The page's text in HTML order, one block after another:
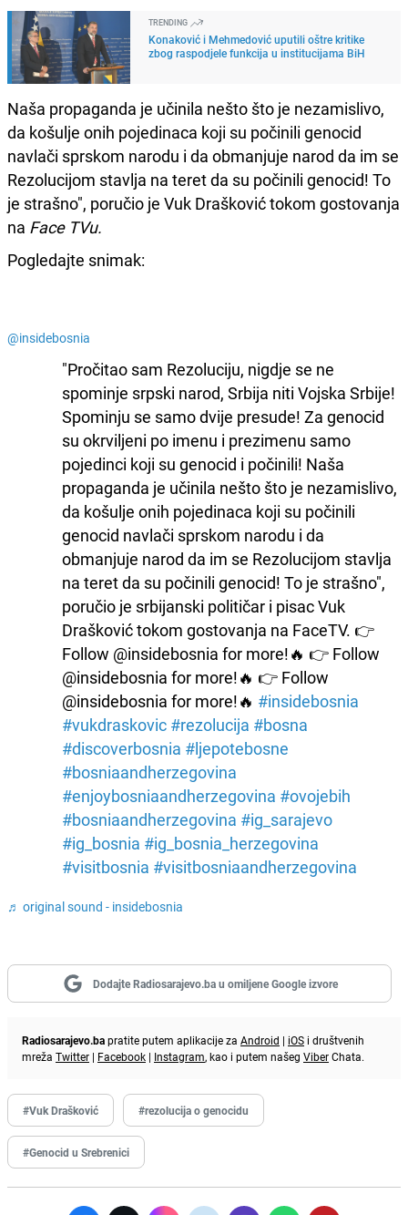
TRENDING
Konaković i Mehmedović uputili oštre kritike
zbog raspodjele funkcija u institucijama BiH
Naša propaganda je učinila nešto što je nezamislivo,
da košulje onih pojedinaca koji su počinili genocid
navlači sprskom narodu i da obmanjuje narod da im se
Rezolucijom stavlja na teret da su počinili genocid! To
je strašno", poručio je Vuk Drašković tokom gostovanja
na Face TVu.
Pogledajte snimak:
@insidebosnia
"Pročitao sam Rezoluciju, nigdje se ne
spominje srpski narod, Srbija niti Vojska Srbije!
Spominju se samo dvije presude! Za genocid
su okrviljeni po imenu i prezimenu samo
pojedinci koji su genocid i počinili! Naša
propaganda je učinila nešto što je nezamislivo,
da košulje onih pojedinaca koji su počinili
genocid navlači sprskom narodu i da
obmanjuje narod da im se Rezolucijom stavlja
na teret da su počinili genocid! To je strašno",
poručio je srbijanski političar i pisac Vuk
Drašković tokom gostovanja na FaceTV. 👉
Follow @insidebosnia for more!🔥 👉 Follow
@insidebosnia for more!🔥 👉 Follow
@insidebosnia for more!🔥 #insidebosnia
#vukdraskovic #rezolucija #bosna
#discoverbosnia #ljepotebosne
#bosniaandherzegovina
#enjoybosniaandherzegovina #ovojebih
#bosniaandherzegovina #ig_sarajevo
#ig_bosnia #ig_bosnia_herzegovina
#visitbosnia #visitbosniaandherzegovina
♬ original sound - insidebosnia
Dodajte Radiosarajevo.ba u omiljene Google izvore
Radiosarajevo.bapratite putem aplikacije za Android | iOS i društvenih
mreža Twitter | Facebook | Instagram, kao i putem našeg ViberChata.
#Vuk Drašković #rezolucija o genocidu
#Genocid u Srebrenici